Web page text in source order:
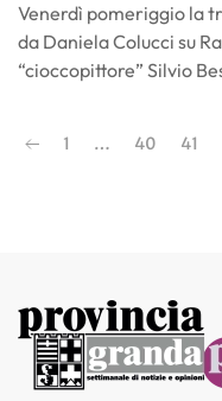
Venerdì pomeriggio la
da Daniela Colucci su
“cioccopittore” Silvio
1 … 40 41